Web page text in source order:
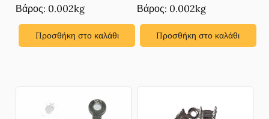
Βάρος: 0.002kg
Προσθήκη στο καλάθι
Βάρος: 0.002kg
Προσθήκη στο καλάθι